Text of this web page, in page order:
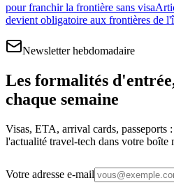
pour franchir la frontière sans visa
devient obligatoire aux frontières de
Newsletter hebdomadaire
Les formalités
chaque semaine
Visas, ETA, arrival cards, passeports
l'actualité travel-tech dans votre boîte
Votre adresse e-mail